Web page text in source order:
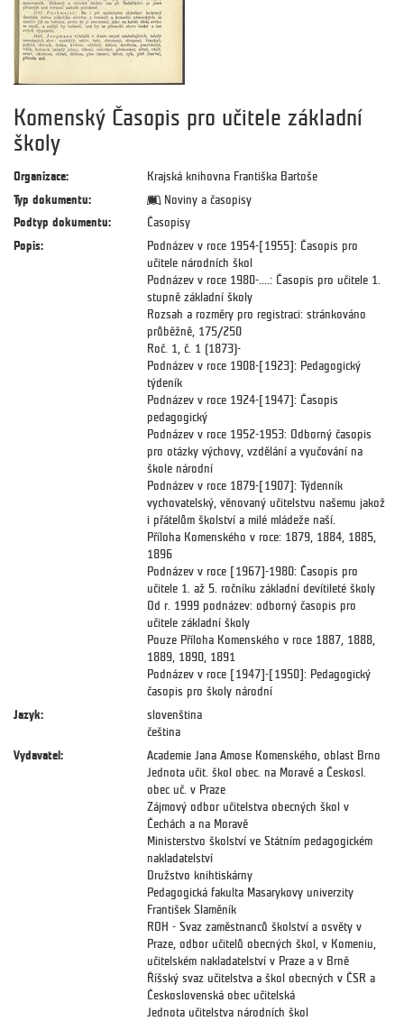
Komenský Časopis pro učitele základní
školy
Organizace:
Krajská knihovna Františka Bartoše
Typ dokumentu:
Noviny a časopisy
Podtyp dokumentu:
Časopisy
Popis:
Podnázev v roce 1954-[1955]: Časopis pro
učitele národních škol
Podnázev v roce 1980-....: Časopis pro učitele 1.
stupně základní školy
Rozsah a rozměry pro registraci: stránkováno
průběžně, 175/250
Roč. 1, č. 1 (1873)-
Podnázev v roce 1908-[1923]: Pedagogický
týdeník
Podnázev v roce 1924-[1947]: Časopis
pedagogický
Podnázev v roce 1952-1953: Odborný časopis
pro otázky výchovy, vzdělání a vyučování na
škole národní
Podnázev v roce 1879-[1907]: Týdenník
vychovatelský, věnovaný učitelstvu našemu jakož
i přátelům školství a milé mládeže naší.
Příloha Komenského v roce: 1879, 1884, 1885,
1896
Podnázev v roce [1967]-1980: Časopis pro
učitele 1. až 5. ročníku základní devítileté školy
Od r. 1999 podnázev: odborný časopis pro
učitele základní školy
Pouze Příloha Komenského v roce 1887, 1888,
1889, 1890, 1891
Podnázev v roce [1947]-[1950]: Pedagogický
časopis pro školy národní
Jazyk:
slovenština
čeština
Vydavatel:
Academie Jana Amose Komenského, oblast Brno
Jednota učit. škol obec. na Moravě a Českosl.
obec uč. v Praze
Zájmový odbor učitelstva obecných škol v
Čechách a na Moravě
Ministerstvo školství ve Státním pedagogickém
nakladatelství
Družstvo knihtiskárny
Pedagogická fakulta Masarykovy univerzity
František Slaměník
ROH - Svaz zaměstnanců školství a osvěty v
Praze, odbor učitelů obecných škol, v Komeniu,
učitelském nakladatelství v Praze a v Brně
Říšský svaz učitelstva a škol obecných v ČSR a
Československá obec učitelská
Jednota učitelstva národních škol